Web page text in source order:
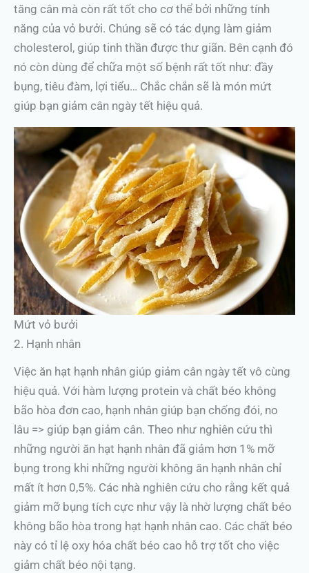
tăng cân mà còn rất tốt cho cơ thể bởi những tính
năng của vỏ bưởi. Chúng sẽ có tác dụng làm giảm
cholesterol, giúp tinh thần được thư giãn. Bên cạnh đó
nó còn dùng để chữa một số bệnh rất tốt như: đầy
bụng, tiêu đàm, lợi tiểu… Chắc chắn sẽ là món mứt
giúp bạn giảm cân ngày tết hiệu quả.
Mứt vỏ bưởi
2. Hạnh nhân
Việc ăn hạt hạnh nhân giúp giảm cân ngày tết vô cùng
hiệu quả. Với hàm lượng protein và chất béo không
bão hòa đơn cao, hạnh nhân giúp bạn chống đói, no
lâu => giúp bạn giảm cân. Theo như nghiên cứu thì
những người ăn hạt hạnh nhân đã giảm hơn 1% mỡ
bụng trong khi những người không ăn hạnh nhân chỉ
mất ít hơn 0,5%. Các nhà nghiên cứu cho rằng kết quả
giảm mỡ bụng tích cực như vậy là nhờ lượng chất béo
không bão hòa trong hạt hạnh nhân cao. Các chất béo
này có tỉ lệ oxy hóa chất béo cao hỗ trợ tốt cho việc
giảm chất béo nội tạng.